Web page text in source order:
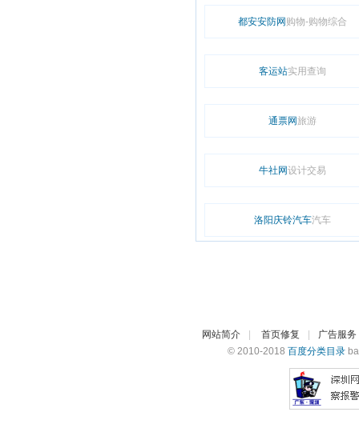
都安安防网 购物-购物综合
客运站实用查询
通票网旅游
牛社网设计交易
洛阳庆铃汽车汽车
网站简介 首页修复
广告服务
© 2010-2018 百度分类目录